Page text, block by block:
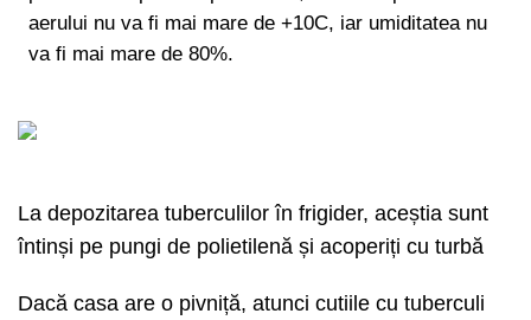
aerului nu va fi mai mare de +10C, iar umiditatea nu
va fi mai mare de 80%.
La depozitarea tuberculilor în frigider, aceștia sunt
întinși pe pungi de polietilenă și acoperiți cu turbă
Dacă casa are o pivniță, atunci cutiile cu tuberculi